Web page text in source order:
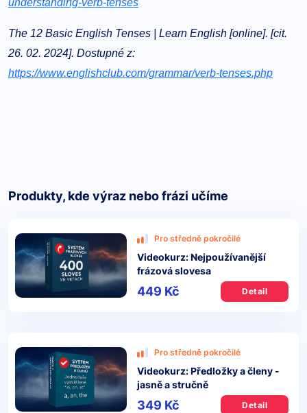
understanding-verb-tenses
The 12 Basic English Tenses | Learn English [online]. [cit.
26. 02. 2024]. Dostupné z:
https://www.englishclub.com/grammar/verb-tenses.php
Produkty, kde výraz nebo frázi učíme
Pro středně pokročilé
Videokurz: Nejpoužívanější
frázová slovesa
449 Kč Detail
Pro středně pokročilé
Videokurz: Předložky a členy -
jasně a stručně
349 Kč Detail